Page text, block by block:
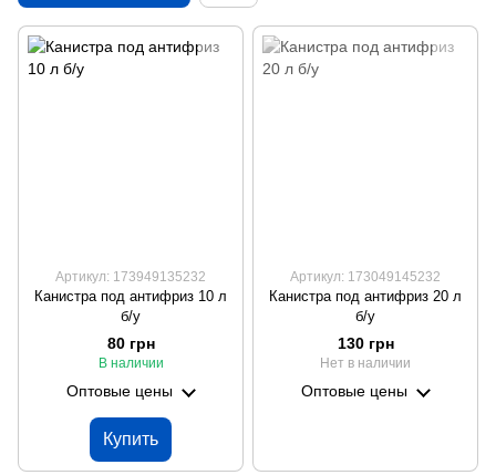
Артикул: 173949135232
Канистра под антифриз 10 л
б/у
80 грн
В наличии
Оптовые цены
Купить
Артикул: 173049145232
Канистра под антифриз 20 л
б/у
130 грн
Нет в наличии
Оптовые цены